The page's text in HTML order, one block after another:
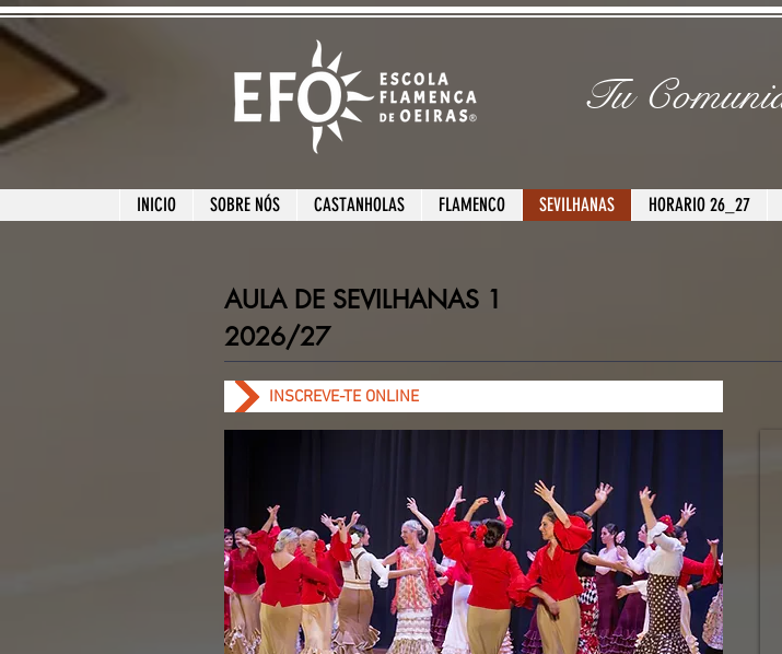
Tu
INICIO SOBRE NÓS CASTANHOLAS FLAMENCO SEVILHANAS HORARIO 26_27
AULA DE SEVILHANAS 1
2026/27
INSCREVE-TE ONLINE